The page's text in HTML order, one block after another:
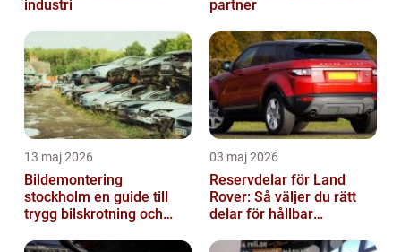
industri
partner
13 maj 2026
Bildemontering
stockholm en guide till
trygg bilskrotning och
03 maj 2026
Reservdelar för Land
Rover: Så väljer du rätt
delar för hållbar